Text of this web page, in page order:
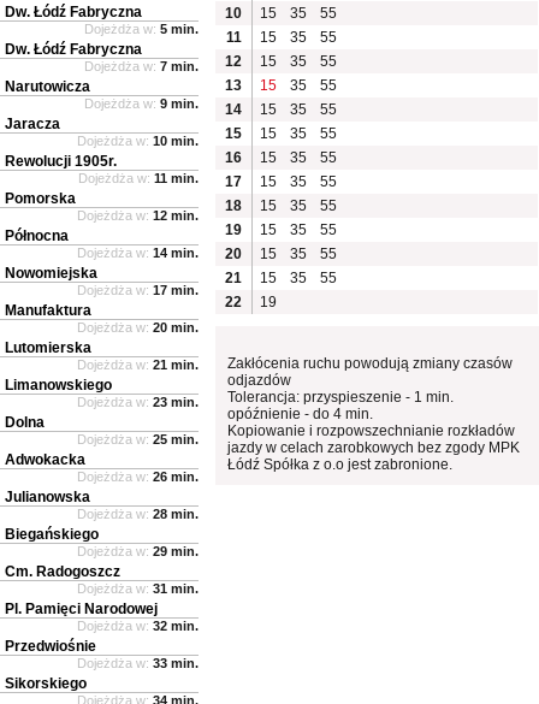
10
15 35
55
11
15 35
55
12
15 35
55
13
15 35
55
14
15 35
55
15
15 35
55
16
15 35
55
17
15 35
55
18
15 35
55
19
15 35
55
20
15 35
55
21
15 35
55
22
19
Zakłócenia ruchu powodują zmiany czasów
odjazdów
Tolerancja: przyspieszenie - 1 min.
opóźnienie - do 4 min.
Kopiowanie i rozpowszechnianie rozkładów
jazdy w celach zarobkowych bez zgody MPK
Łódź Spółka z o.o jest zabronione.
Dw. Łódź Fabryczna
Dojeżdża w: 5 min.
Dw. Łódź Fabryczna
Dojeżdża w: 7 min.
Narutowicza
Dojeżdża w: 9 min.
Jaracza
Dojeżdża w: 10 min.
Rewolucji 1905r.
Dojeżdża w: 11 min.
Pomorska
Dojeżdża w: 12 min.
Północna
Dojeżdża w: 14 min.
Nowomiejska
Dojeżdża w: 17 min.
Manufaktura
Dojeżdża w: 20 min.
Lutomierska
Dojeżdża w: 21 min.
Limanowskiego
Dojeżdża w: 23 min.
Dolna
Dojeżdża w: 25 min.
Adwokacka
Dojeżdża w: 26 min.
Julianowska
Dojeżdża w: 28 min.
Biegańskiego
Dojeżdża w: 29 min.
Cm. Radogoszcz
Dojeżdża w: 31 min.
Pl. Pamięci Narodowej
Dojeżdża w: 32 min.
Przedwiośnie
Dojeżdża w: 33 min.
Sikorskiego
Dojeżdża w: 34 min.